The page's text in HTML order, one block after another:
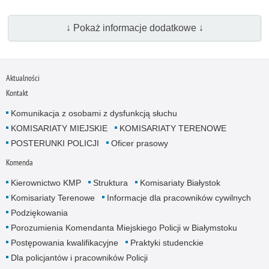
↓ Pokaż informacje dodatkowe ↓
Aktualności
Kontakt
Komunikacja z osobami z dysfunkcją słuchu
KOMISARIATY MIEJSKIE
KOMISARIATY TERENOWE
POSTERUNKI POLICJI
Oficer prasowy
Komenda
Kierownictwo KMP Struktura
Komisariaty Białystok
Komisariaty Terenowe
Informacje dla pracowników cywilnych
Podziękowania
Porozumienia Komendanta Miejskiego Policji w Białymstoku
Postępowania kwalifikacyjne
Praktyki studenckie
Dla policjantów i pracowników Policji